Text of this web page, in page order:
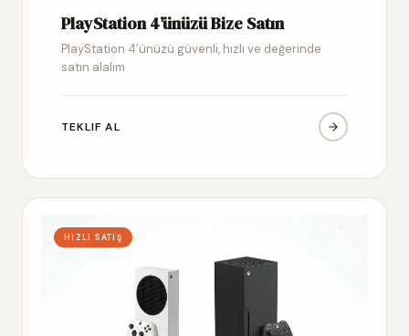
PlayStation 4’ünüzü Bize Satın
PlayStation 4’ünüzü güvenli, hızlı ve değerinde
satın alalım
TEKLIF AL
HIZLI SATIŞ